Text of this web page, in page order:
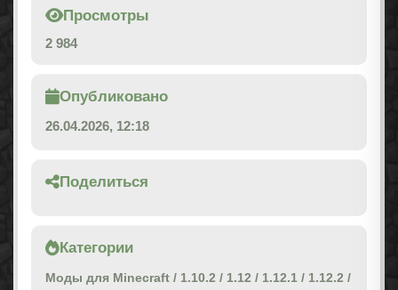
Просмотры
2 984
Опубликовано
26.04.2026, 12:18
Поделиться
Категории
Моды для Minecraft / 1.10.2 / 1.12 / 1.12.1 / 1.12.2 /